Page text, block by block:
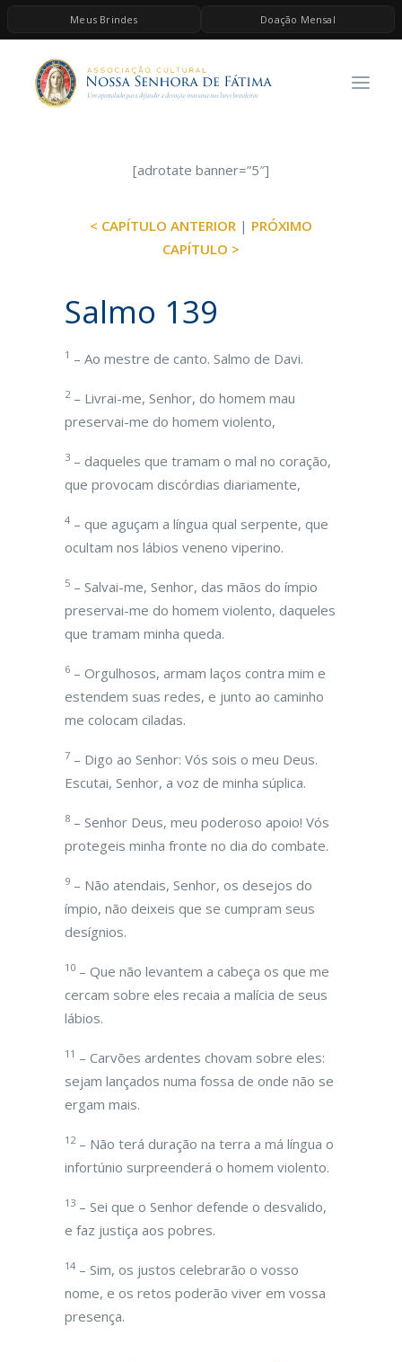
Meus Brindes Doação Mensal
HOME
A ASSOCIAÇÃO
ESPIRITUALIDADE
BRINDES
[adrotate banner=”5″]
< CAPÍTULO ANTERIOR | PRÓXIMO
CAPÍTULO >
Salmo 139
1 – Ao mestre de canto. Salmo de Davi.
2– Livrai-me, Senhor, do homem mau
preservai-me do homem violento,
3 – daqueles que tramam o mal no coração,
que provocam discórdias diariamente,
4 – que aguçam a língua qual serpente, que
ocultam nos lábios veneno viperino.
5 – Salvai-me, Senhor, das mãos do ímpio
preservai-me do homem violento, daqueles
que tramam minha queda.
6 – Orgulhosos, armam laços contra mim e
estendem suas redes, e junto ao caminho
me colocam ciladas.
7 – Digo ao Senhor: Vós sois o meu Deus.
Escutai, Senhor, a voz de minha súplica.
8 – Senhor Deus, meu poderoso apoio! Vós
protegeis minha fronte no dia do combate.
9 – Não atendais, Senhor, os desejos do
ímpio, não deixeis que se cumpram seus
desígnios.
10 – Que não levantem a cabeça os que me
cercam sobre eles recaia a malícia de seus
lábios.
11 – Carvões ardentes chovam sobre eles:
sejam lançados numa fossa de onde não se
ergam mais.
12– Não terá duração na terra a má língua o
infortúnio surpreenderá o homem violento.
13 – Sei que o Senhor defende o desvalido,
e faz justiça aos pobres.
14 – Sim, os justos celebrarão o vosso
nome, e os retos poderão viver em vossa
presença.